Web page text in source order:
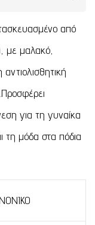
από
με μαλακό,
για τη γυναίκα
τη μόδα στα πόδια